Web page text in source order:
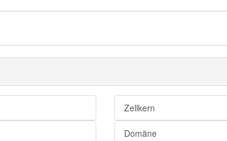
Zellkern
Domäne